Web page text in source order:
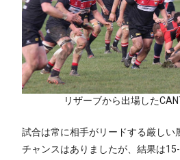
リザーブから出場した
試合は常に相手がリードする厳しい
チャンスはありましたが、結果は